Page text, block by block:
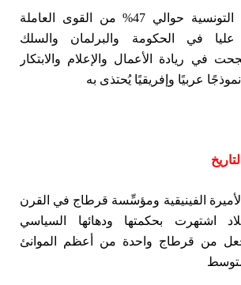
اليوم تمثّل المرأة التونسية حوالي 47% من القوى العاملة
في الحكومة والبرلمان والسلك
في ريادة الأعمال والإعلام والابتكار
عربيًا وإفريقيًا يُحتذى به
الفينيقية ومؤسِّسة قرطاج في القرن
اشتهرت بحكمتها ودهائها السياسي
من قرطاج واحدة من أعظم الموانئ